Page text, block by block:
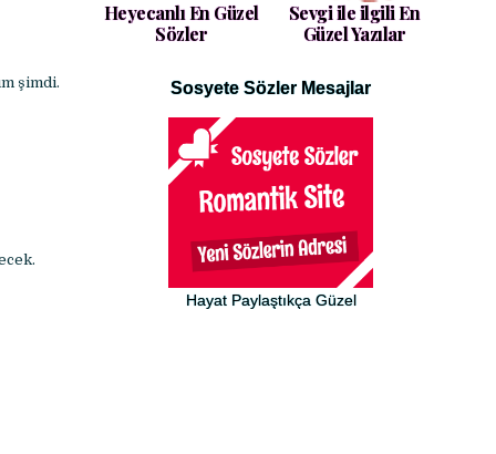
şimdi.
Heyecanlı En Güzel
Sözler
Sevgi ile ilgili En
Güzel Yazılar
Sosyete Sözler Mesajlar
Hayat Paylaştıkça Güzel